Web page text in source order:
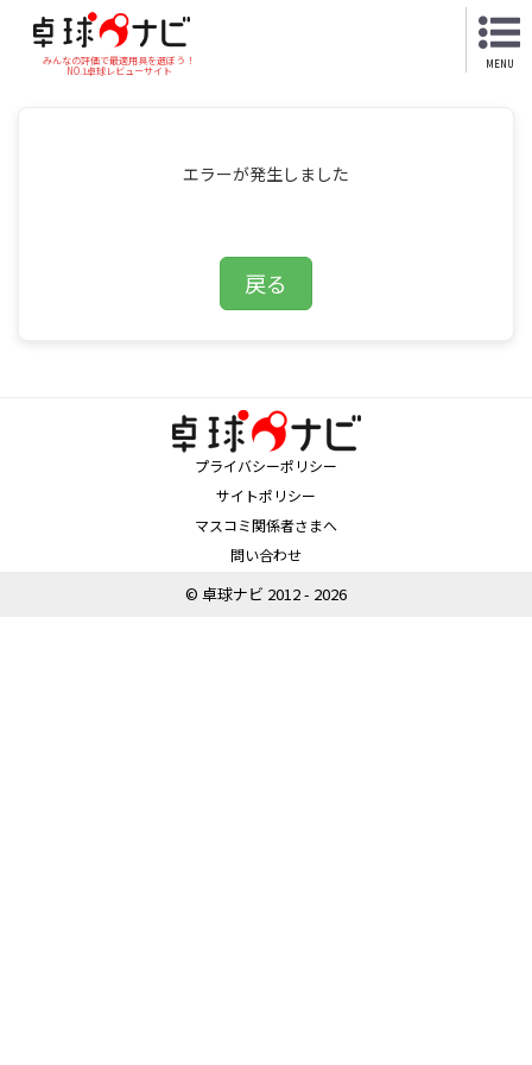
みんなの評価で最適用具を選ぼう！
NO.1卓球レビューサイト
MENU
エラーが発生しました
戻る
プライバシーポリシー
サイトポリシー
マスコミ関係者さまへ
問い合わせ
© 卓球ナビ 2012 - 2026